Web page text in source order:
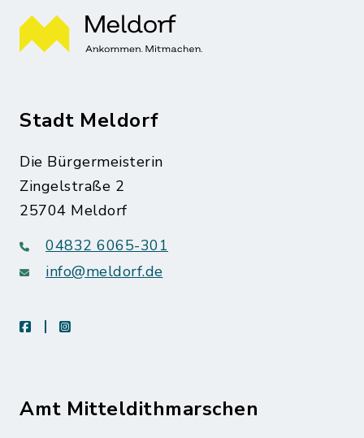
Stadt Meldorf
Die Bürgermeisterin
Zingelstraße 2
25704 Meldorf
04832 6065-301
info@meldorf.de
facebookinstagram
Amt Mitteldithmarschen